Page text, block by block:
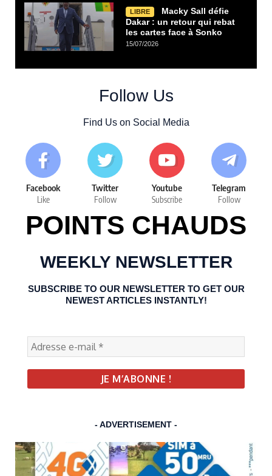
LIBRE
Macky Sall défie
Dakar : un retour qui rebat
les cartes face à Sonko
15/07/2026
Follow Us
Find Us on Social Media
Facebook
Like
Twitter
Follow
Youtube
Subscribe
Telegram
Follow
POINTS CHAUDS
WEEKLY NEWSLETTER
SUBSCRIBE TO OUR NEWSLETTER TO GET OUR
NEWEST ARTICLES INSTANTLY!
- ADVERTISEMENT -